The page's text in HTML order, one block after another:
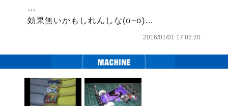
…
効果無いかもしれんしな(σ~σ)…
2016/01/01 17:02:20